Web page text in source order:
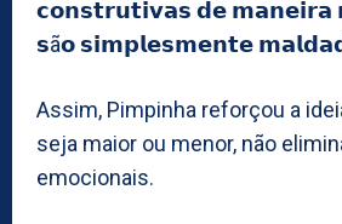
𝗰𝗼𝗻𝘀𝘁𝗿𝘂𝘁𝗶𝘃𝗮𝘀 𝗱𝗲
𝘀ã𝗼 𝘀𝗶𝗺𝗽𝗹𝗲𝘀𝗺𝗲𝗻𝘁𝗲
Assim, Pimpinha reforçou a
seja maior ou menor, não
emocionais.